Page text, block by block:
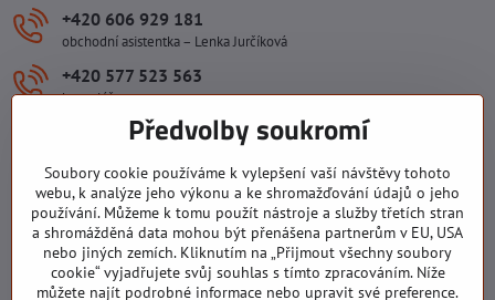
+420 606 929 181
obchodní asistentka – Lenka Jurčíková
+420 577 523 563
kancelář
ivlecbych​@seznam​.cz
Důležité odkazy
Všechny texty, obrázky a fotografie jsou majetkem společnosti Ing.
Vojtěch Lečbych - IVL. Kopírovat obsah těchto stránek můžete jen se
Předvolby soukromí
Soubory cookie používáme k vylepšení vaší návštěvy tohoto
webu, k analýze jeho výkonu a ke shromažďování údajů o jeho
používání. Můžeme k tomu použít nástroje a služby třetích stran
a shromážděná data mohou být přenášena partnerům v EU, USA
nebo jiných zemích. Kliknutím na „Přijmout všechny soubory
cookie“ vyjadřujete svůj souhlas s tímto zpracováním. Níže
můžete najít podrobné informace nebo upravit své preference.